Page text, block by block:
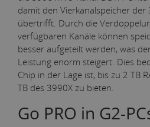
damit den Vierkanalspeicher der
übertrifft. Durch die
verfügbaren Kanäle können
besser aufgeteilt werden, was
Leistung enorm steigert. Dies
Chip in der Lage ist, bis zu 2 TB
TB des 3990X zu bieten.
Go PRO in G2-